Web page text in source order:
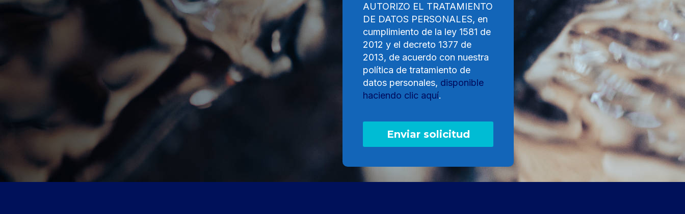
AUTORIZO EL TRATAMIENTO
DE DATOS PERSONALES, en
cumplimiento de la ley 1581 de
2012 y el decreto 1377 de
2013, de acuerdo con nuestra
política de tratamiento de
datos personales, disponible
haciendo clic aquí.